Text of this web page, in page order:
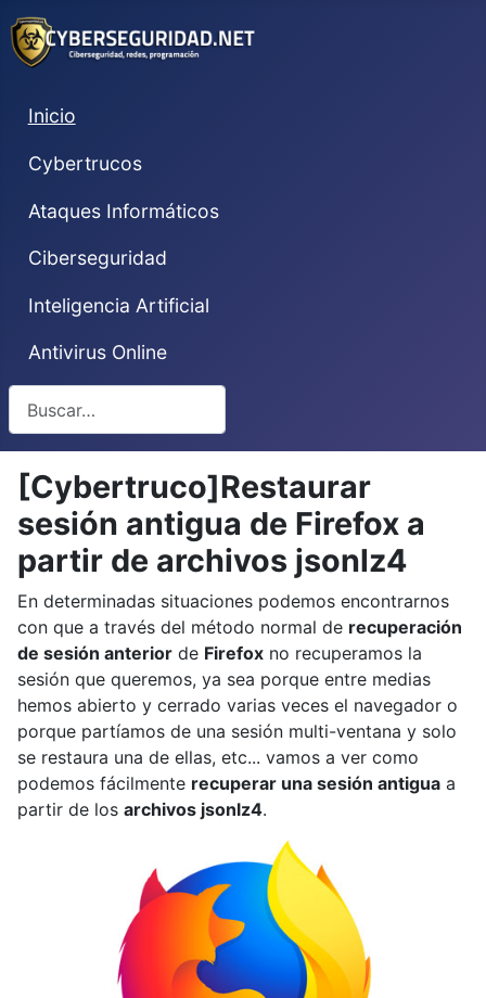
Inicio
Cybertrucos
Ataques Informáticos
Ciberseguridad
Inteligencia Artificial
Antivirus Online
[Cybertruco]Restaurar
sesión antigua de Firefox a
partir de archivos jsonlz4
En determinadas situaciones podemos encontrarnos
con que a través del método normal de recuperación
de sesión anterior de Firefox no recuperamos la
sesión que queremos, ya sea porque entre medias
hemos abierto y cerrado varias veces el navegador o
porque partíamos de una sesión multi-ventana y solo
se restaura una de ellas, etc... vamos a ver como
podemos fácilmente recuperar una sesión antigua a
partir de los archivos jsonlz4.